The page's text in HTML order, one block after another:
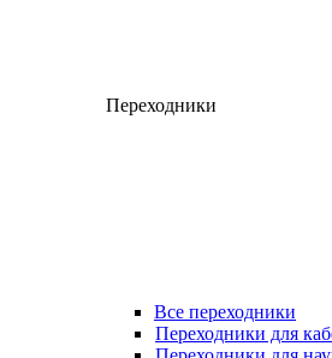
Переходники
Все переходники
Переходники для